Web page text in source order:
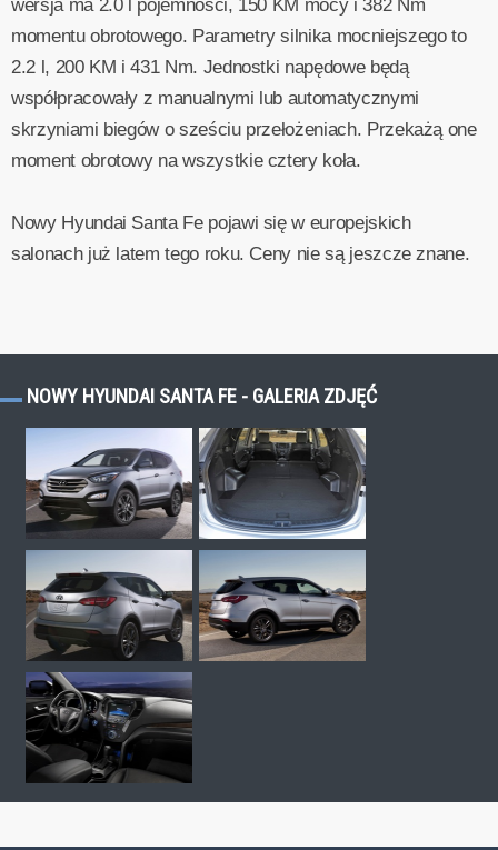
wersja ma 2.0 l pojemności, 150 KM mocy i 382 Nm
momentu obrotowego. Parametry silnika mocniejszego to
2.2 l, 200 KM i 431 Nm. Jednostki napędowe będą
współpracowały z manualnymi lub automatycznymi
skrzyniami biegów o sześciu przełożeniach. Przekażą one
moment obrotowy na wszystkie cztery koła.
Nowy Hyundai Santa Fe pojawi się w europejskich
salonach już latem tego roku. Ceny nie są jeszcze znane.
NOWY HYUNDAI SANTA FE - GALERIA ZDJĘĆ